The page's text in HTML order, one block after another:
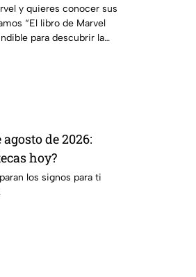
y quieres conocer sus
“El libro de Marvel
para descubrir la
de 2026:
hoy?
los signos para ti